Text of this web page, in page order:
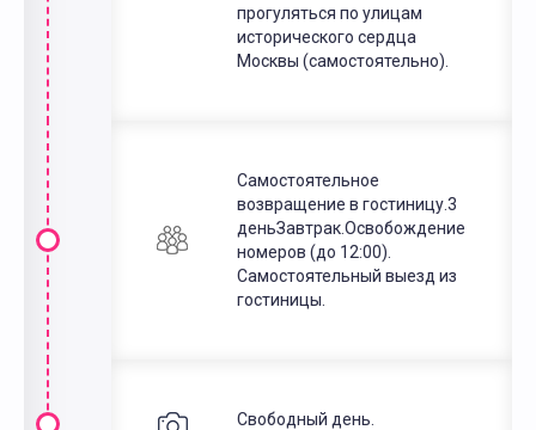
прогуляться по улицам
исторического сердца
Москвы (самостоятельно).
Самостоятельное
возвращение в гостиницу.3
деньЗавтрак.Освобождение
номеров (до 12:00).
Самостоятельный выезд из
гостиницы.
Свободный день.